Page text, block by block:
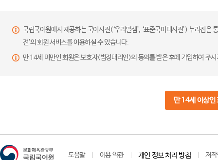
국립국어원에서 제공하는 국어사전(‘우리말샘’, ‘표준국어대사전’) 누리집
전’의 회원 서비스를 이용하실 수 있습니다.
만 14세 미만인 회원은 보호자(법정대리인)의 동의를 받은 후에 가입하여 주
만 14세 이상인
도움말 이용 약관 개인 정보 처리 방침 저